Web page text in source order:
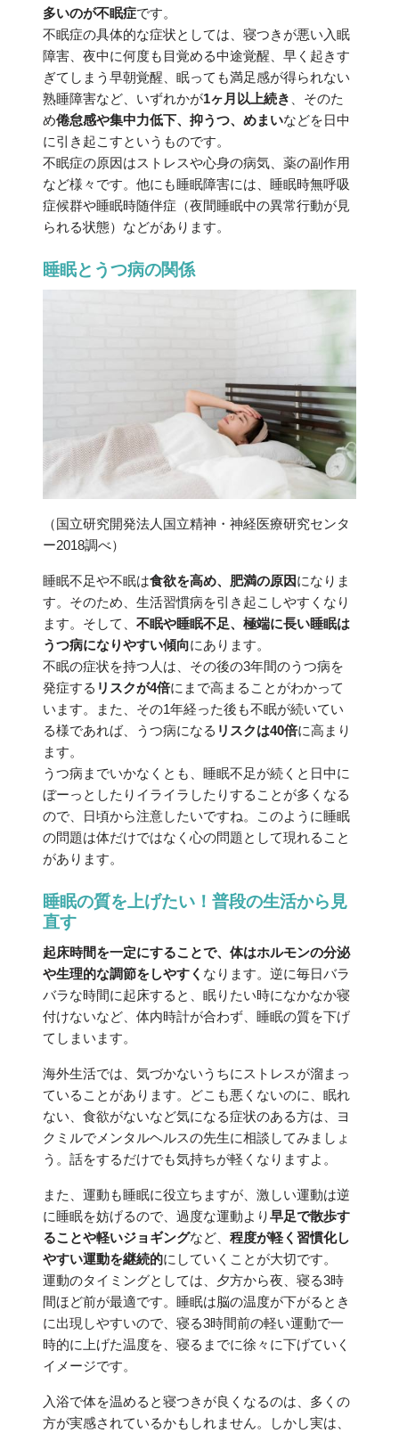
多いのが不眠症です。
不眠症の具体的な症状としては、寝つきが悪い入眠
障害、夜中に何度も目覚める中途覚醒、早く起きす
ぎてしまう早朝覚醒、眠っても満足感が得られない
熟睡障害など、いずれかが1ヶ月以上続き
、そのた
め倦怠感や集中力低下、抑うつ、めまいなどを日中
に引き起こすというものです。
不眠症の原因はストレスや心身の病気、薬の副作用
など様々です。他にも睡眠障害には、睡眠時無呼吸
症候群や睡眠時随伴症（夜間睡眠中の異常行動が見
られる状態）などがあります。
睡眠とうつ病の関係
（国立研究開発法人国立精神・神経医療研究センタ
ー2018調べ）
睡眠不足や不眠は食欲を高め、肥満の原因になりま
す。そのため、生活習慣病を引き起こしやすくなり
ます。そして、 不眠や睡眠不足、極端に長い睡眠は
うつ病になりやすい傾向にあります。
不眠の症状を持つ人は、その後の3年間のうつ病を
発症する リスクが4倍にまで高まることがわかって
います。また、その1年経った後も不眠が続いてい
る様であれば、うつ病になる リスクは40倍に高まり
ます。
うつ病までいかなくとも、睡眠不足が続くと日中に
ぼーっとしたりイライラしたりすることが多くなる
ので、日頃から注意したいですね。このように睡眠
の問題は体だけではなく心の問題として現れること
があります。
睡眠の質を上げたい！普段の生活から見
直す
起床時間を一定にすることで、体はホルモンの分泌
や生理的な調節をしやすく なります。逆に毎日バラ
バラな時間に起床すると、眠りたい時になかなか寝
付けないなど、体内時計が合わず、睡眠の質を下げ
てしまいます。
海外生活では、気づかないうちにストレスが溜まっ
ていることがあります。どこも悪くないのに、眠れ
ない、食欲がないなど気になる症状のある方は、ヨ
クミルでメンタルヘルスの先生に相談してみましょ
う。話をするだけでも気持ちが軽くなりますよ。
また、運動も睡眠に役立ちますが、激しい運動は逆
に睡眠を妨げるので、過度な運動より早足で散歩す
ることや軽いジョギングなど、 程度が軽く習慣化し
やすい運動を継続的にしていくことが大切です。
運動のタイミングとしては、夕方から夜、寝る3時
間ほど前が最適です。睡眠は脳の温度が下がるとき
に出現しやすいので、寝る3時間前の軽い運動で一
時的に上げた温度を、寝るまでに徐々に下げていく
イメージです。
入浴で体を温めると寝つきが良くなるのは、多くの
方が実感されているかもしれません。しかし実は、